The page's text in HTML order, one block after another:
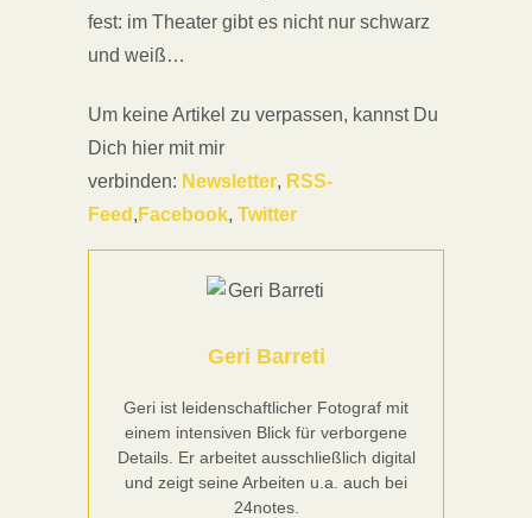
fest: im Theater gibt es nicht nur schwarz
und weiß…
Um keine Artikel zu verpassen, kannst Du
Dich hier mit mir
verbinden: Newsletter, RSS-
Feed , Facebook, Twitter
Geri Barreti
Geri ist leidenschaftlicher Fotograf mit
einem intensiven Blick für verborgene
Details. Er arbeitet ausschließlich digital
und zeigt seine Arbeiten u.a. auch bei
24notes.